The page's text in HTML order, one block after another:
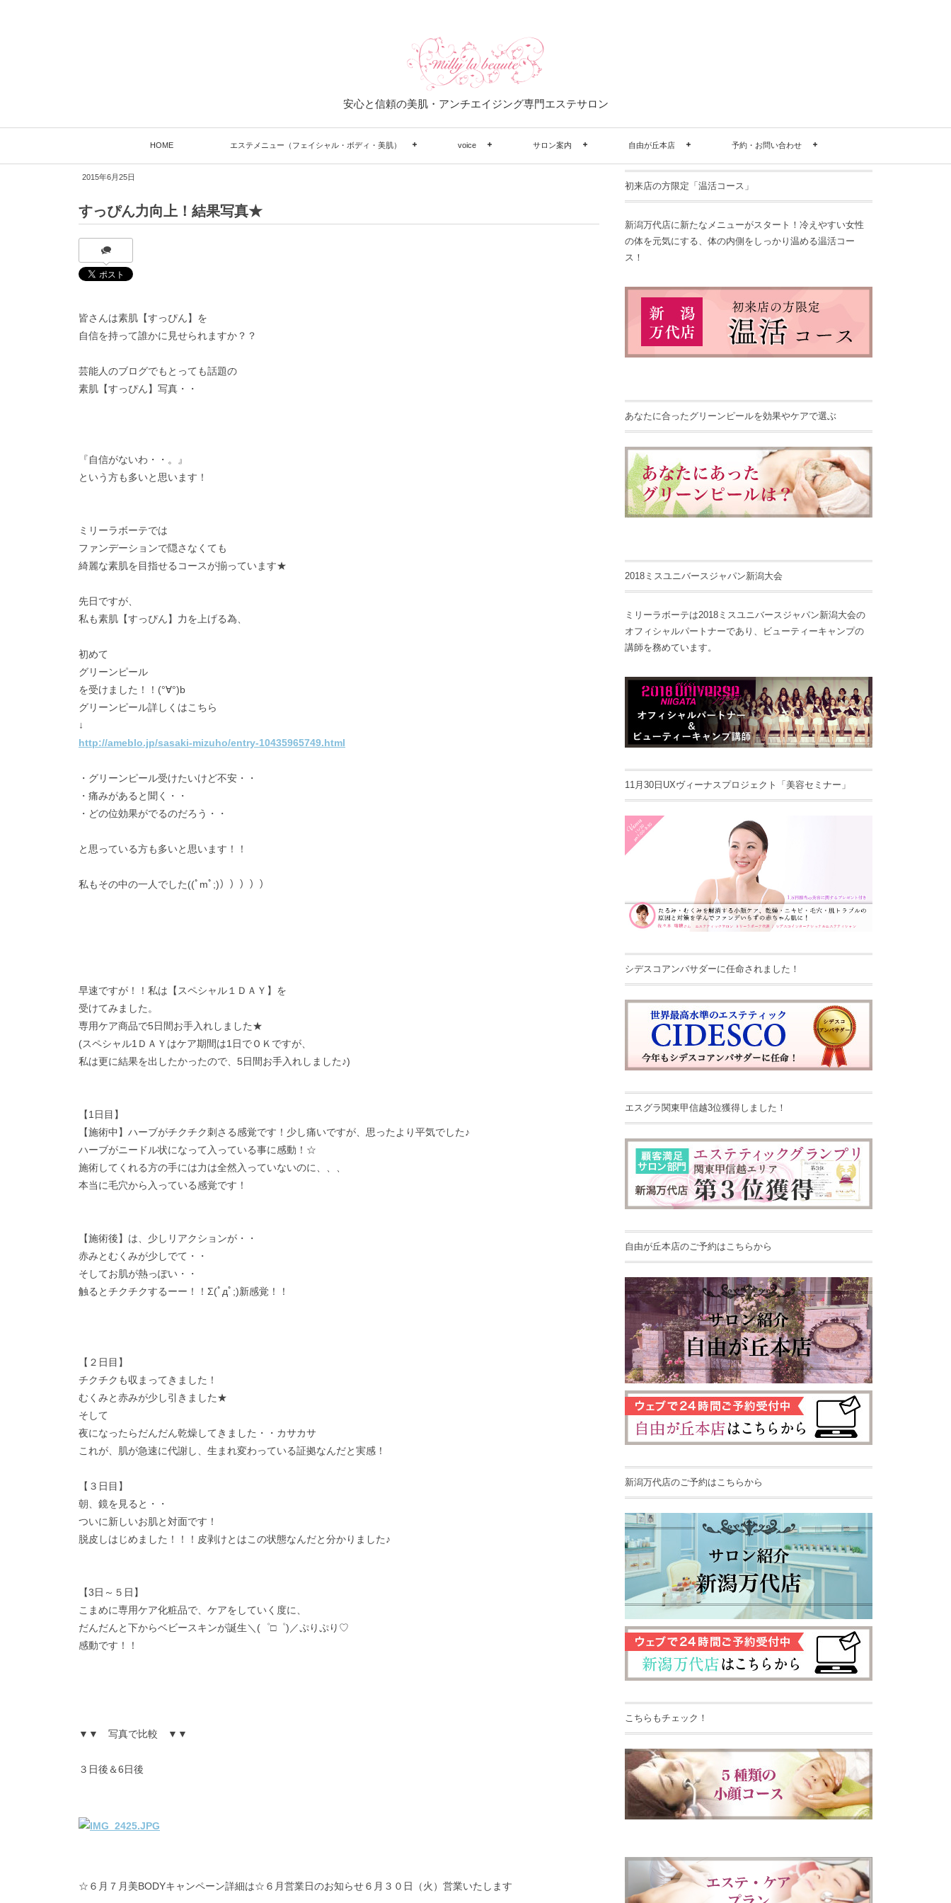
安心と信頼の美肌・アンチエイジング専門エステサロン
HOME エステメニュー（フェイシャル・ボディ・美肌） voice サロン案内 自由が丘本店 予約・お問い合わせ
2015年6月25日
すっぴん力向上！結果写真★
皆さんは素肌 【すっぴん】 を
自信を持って誰かに見せられますか？？
芸能人のブログでもとっても話題の
素肌【すっぴん】写真・・
『自信がないわ・・。』
という方も多いと思います！
ミリーラボーテでは
ファンデーションで隠さなくても
綺麗な素肌を目指せるコースが揃っています★
先日ですが、
私も素肌【すっぴん】力を上げる為、
初めて
グリーンピール
を受けました！！(°∀°)b
グリーンピール詳しくはこちら
↓
http://ameblo.jp/sasaki-mizuho/entry-10435965749.html
・グリーンピール受けたいけど不安・・
・痛みがあると聞く・・
・どの位効果がでるのだろう・・
と思っている方も多いと思います！！
私もその中の一人でした((ﾟmﾟ;)）））））
早速ですが！！私は 【スペシャル１ＤＡＹ】 を
受けてみました。
専用ケア商品で5日間お手入れしました★
(スペシャル1ＤＡＹはケア期間は1日でＯＫですが、
私は更に結果を出したかったので、5日間お手入れしました♪)
【1日目】
【施術中】ハーブがチクチク刺さる感覚です！少し痛いですが、思ったより平気でした♪
ハーブがニードル状になって入っている事に感動！☆
施術してくれる方の手には力は全然入っていないのに、、、
本当に毛穴から入っている感覚です！
【施術後】は、少しリアクションが・・
赤みとむくみが少しでて・・
そしてお肌が熱っぽい・・
触るとチクチクするーー！！Σ(ﾟдﾟ;)新感覚！！
【２日目】
チクチクも収まってきました！
むくみと赤みが少し引きました★
そして
夜になったらだんだん乾燥してきました・・カサカサ
これが、肌が急速に代謝し、生まれ変わっている証拠なんだと実感！
【３日目】
朝、鏡を見ると・・
ついに新しいお肌と対面です！
脱皮しはじめました！！！皮剥けとはこの状態なんだと分かりました♪
【3日～５日】
こまめに専用ケア化粧品で、ケアをしていく度に、
だんだんと下からベビースキンが誕生＼(゜□゜)／ぷりぷり♡
感動です！！
▼ ▼ 写真で比較 ▼ ▼
３日後＆6日後
☆６月７月美BODYキャンペーン詳細は☆６月営業日のお知らせ６月３０日（火）営業いたします
初来店の方限定「温活コース」
新潟万代店に新たなメニューがスタート！冷えやすい女性
の体を元気にする、体の内側をしっかり温める温活コー
ス！
あなたに合ったグリーンピールを効果やケアで選ぶ
2018ミスユニバースジャパン新潟大会
ミリーラボーテは2018ミスユニバースジャパン新潟大会の
オフィシャルパートナーであり、ビューティーキャンプの
講師を務めています。
11月30日UXヴィーナスプロジェクト「美容セミナー」
シデスコアンバサダーに任命されました！
エスグラ関東甲信越3位獲得しました！
自由が丘本店のご予約はこちらから
新潟万代店のご予約はこちらから
こちらもチェック！